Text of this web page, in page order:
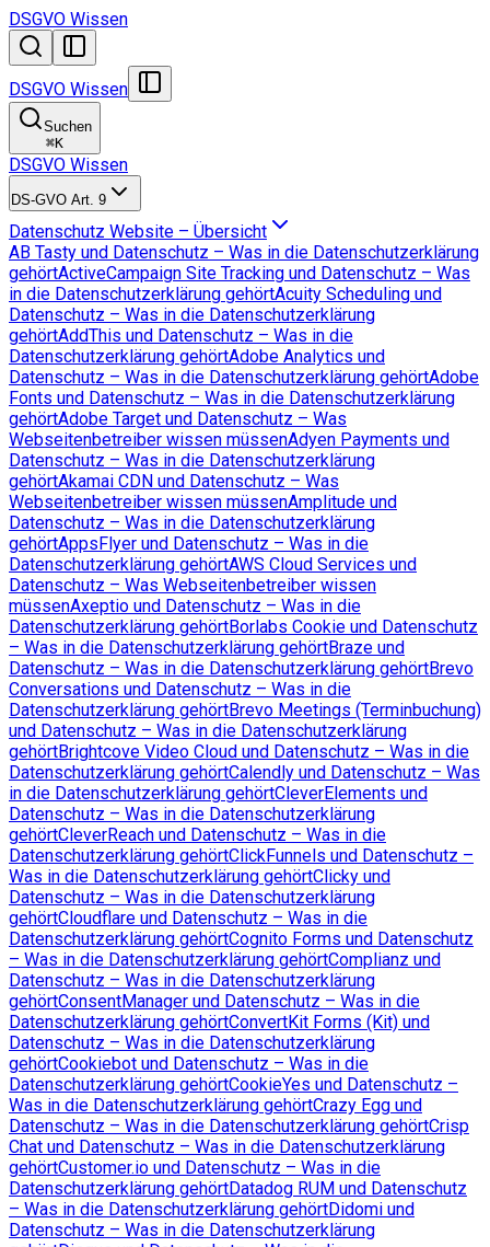
DSGVO Wissen
DSGVO Wissen
Suchen
⌘K
DSGVO Wissen
DS-GVO Art. 9
Datenschutz Website – Übersicht
AB Tasty und Datenschutz – Was in die Datenschutzerklärung
gehörtActiveCampaign Site Tracking und Datenschutz – Was
in die Datenschutzerklärung gehörtAcuity Scheduling und
Datenschutz – Was in die Datenschutzerklärung
gehörtAddThis und Datenschutz – Was in die
Datenschutzerklärung gehörtAdobe Analytics und
Datenschutz – Was in die Datenschutzerklärung gehörtAdobe
Fonts und Datenschutz – Was in die Datenschutzerklärung
gehörtAdobe Target und Datenschutz – Was
Webseitenbetreiber wissen müssenAdyen Payments und
Datenschutz – Was in die Datenschutzerklärung
gehörtAkamai CDN und Datenschutz – Was
Webseitenbetreiber wissen müssenAmplitude und
Datenschutz – Was in die Datenschutzerklärung
gehörtAppsFlyer und Datenschutz – Was in die
Datenschutzerklärung gehörtAWS Cloud Services und
Datenschutz – Was Webseitenbetreiber wissen
müssenAxeptio und Datenschutz – Was in die
Datenschutzerklärung gehörtBorlabs Cookie und Datenschutz
– Was in die Datenschutzerklärung gehörtBraze und
Datenschutz – Was in die Datenschutzerklärung gehörtBrevo
Conversations und Datenschutz – Was in die
Datenschutzerklärung gehörtBrevo Meetings (Terminbuchung)
und Datenschutz – Was in die Datenschutzerklärung
gehörtBrightcove Video Cloud und Datenschutz – Was in die
Datenschutzerklärung gehörtCalendly und Datenschutz – Was
in die Datenschutzerklärung gehörtCleverElements und
Datenschutz – Was in die Datenschutzerklärung
gehörtCleverReach und Datenschutz – Was in die
Datenschutzerklärung gehörtClickFunnels und Datenschutz –
Was in die Datenschutzerklärung gehörtClicky und
Datenschutz – Was in die Datenschutzerklärung
gehörtCloudflare und Datenschutz – Was in die
Datenschutzerklärung gehörtCognito Forms und Datenschutz
– Was in die Datenschutzerklärung gehörtComplianz und
Datenschutz – Was in die Datenschutzerklärung
gehörtConsentManager und Datenschutz – Was in die
Datenschutzerklärung gehörtConvertKit Forms (Kit) und
Datenschutz – Was in die Datenschutzerklärung
gehörtCookiebot und Datenschutz – Was in die
Datenschutzerklärung gehörtCookieYes und Datenschutz –
Was in die Datenschutzerklärung gehörtCrazy Egg und
Datenschutz – Was in die Datenschutzerklärung gehörtCrisp
Chat und Datenschutz – Was in die Datenschutzerklärung
gehörtCustomer.io und Datenschutz – Was in die
Datenschutzerklärung gehörtDatadog RUM und Datenschutz
– Was in die Datenschutzerklärung gehörtDidomi und
Datenschutz – Was in die Datenschutzerklärung